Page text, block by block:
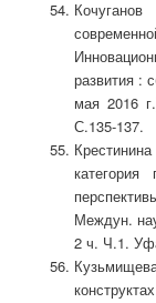
развития :
мая 2016
С.135-137.
Междун.
2 ч. Ч.1.